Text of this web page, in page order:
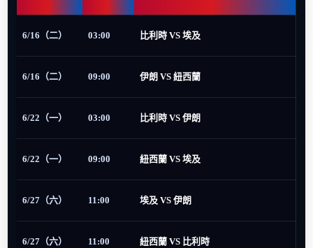
6/16（二） 03:00 比利時 VS 埃及
6/16（二） 09:00 伊朗 VS 紐西蘭
6/22（一） 03:00 比利時 VS 伊朗
6/22（一） 09:00 紐西蘭 VS 埃及
6/27（六） 11:00 埃及 VS 伊朗
6/27（六） 11:00 紐西蘭 VS 比利時